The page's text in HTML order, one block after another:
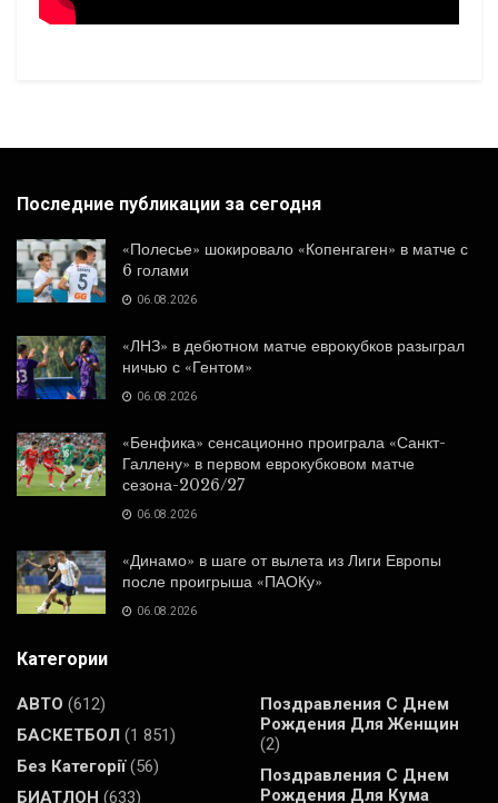
Последние публикации за сегодня
«Полесье» шокировало «Копенгаген» в матче с
6 голами
06.08.2026
«ЛНЗ» в дебютном матче еврокубков разыграл
ничью с «Гентом»
06.08.2026
«Бенфика» сенсационно проиграла «Санкт-
Галлену» в первом еврокубковом матче
сезона-2026/27
06.08.2026
«Динамо» в шаге от вылета из Лиги Европы
после проигрыша «ПАОКу»
06.08.2026
Категории
АВТО (612)
БАСКЕТБОЛ (1 851)
Без Категорії(56)
БИАТЛОН (633)
Поздравления С Днем
Рождения Для Женщин
(2)
Поздравления С Днем
Рождения Для Кума